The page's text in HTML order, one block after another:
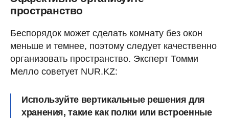
пространство
Беспорядок может сделать комнату без окон
меньше и темнее, поэтому следует качественно
организовать пространство. Эксперт Томми
Мелло советует NUR.KZ:
Используйте вертикальные решения для
хранения, такие как полки или встроенные